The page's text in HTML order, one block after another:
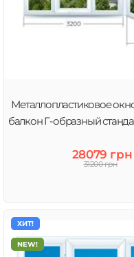
Металлопластиковое
балкон Г-образный
28079 грн
31200 грн
ХИТ!
NEW!